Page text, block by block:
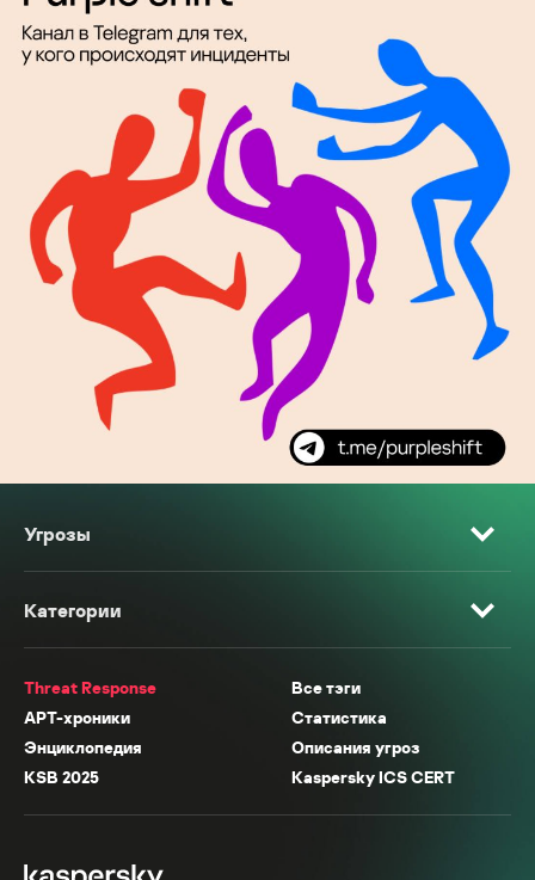
Угрозы
Категории
Threat Response
Все тэги
APT-хроники
Статистика
Энциклопедия
Описания угроз
KSB 2025
Kaspersky ICS CERT